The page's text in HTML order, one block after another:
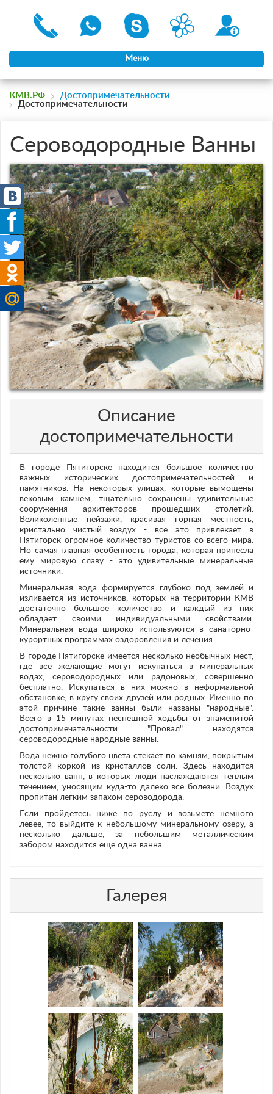
Меню
КМВ.РФ
Достопримечательности
Достопримечательности
Сероводородные Ванны
Описание
достопримечательности
В городе Пятигорске находится большое количество
важных исторических достопримечательностей и
памятников. На некоторых улицах, которые вымощены
вековым камнем, тщательно сохранены удивительные
сооружения архитекторов прошедших столетий.
Великолепные пейзажи, красивая горная местность,
кристально чистый воздух - все это привлекает в
Пятигорск огромное количество туристов со всего мира.
Но самая главная особенность города, которая принесла
ему мировую славу - это удивительные минеральные
источники.
Минеральная вода формируется глубоко под землей и
изливается из источников, которых на территории КМВ
достаточно большое количество и каждый из них
обладает своими индивидуальными свойствами.
Минеральная вода широко используются в санаторно-
курортных программах оздоровления и лечения.
В городе Пятигорске имеется несколько необычных мест,
где все желающие могут искупаться в минеральных
водах, сероводородных или радоновых, совершенно
бесплатно. Искупаться в них можно в неформальной
обстановке, в кругу своих друзей или родных. Именно по
этой причине такие ванны были названы "народные".
Всего в 15 минутах неспешной ходьбы от знаменитой
достопримечательности "Провал" находятся
сероводородные народные ванны.
Вода нежно голубого цвета стекает по камням, покрытым
толстой коркой из кристаллов соли. Здесь находится
несколько ванн, в которых люди наслаждаются теплым
течением, уносящим куда-то далеко все болезни. Воздух
пропитан легким запахом сероводорода.
Если пройдетесь ниже по руслу и возьмете немного
левее, то выйдите к небольшому минеральному озеру, а
несколько дальше, за небольшим металлическим
забором находится еще одна ванна.
Галерея